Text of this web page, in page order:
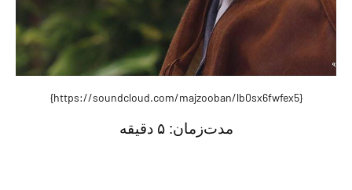
{https://soundcloud.com/majzooban/lb0sx6fwfex5}
مدت‌زمان:۵ دقیقه